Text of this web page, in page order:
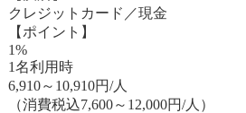
クレジットカード／現金
【ポイント】
1%
1名利用時
6,910～ 10,910円/人
（消費税込7,600～12,000円/人）